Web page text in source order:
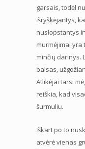
garsais, todėl
išryškėjantys,
nuslopstantys
murmėjimai yra
minčių darinys.
balsas,
Atlikėjai tarsi
reiškia, kad
šurmuliu.
Iškart po to
atvėrė vienas